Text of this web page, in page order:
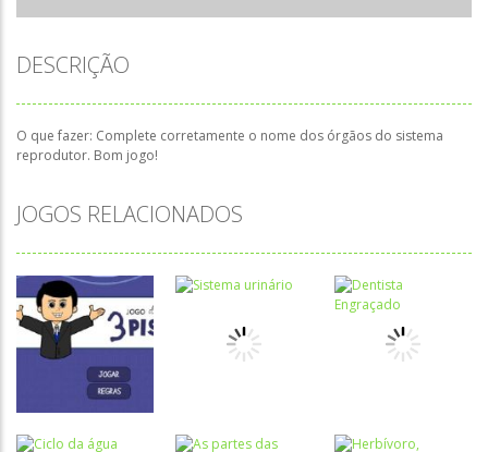
DESCRIÇÃO
O que fazer: Complete corretamente o nome dos órgãos do sistema
reprodutor. Bom jogo!
JOGOS RELACIONADOS